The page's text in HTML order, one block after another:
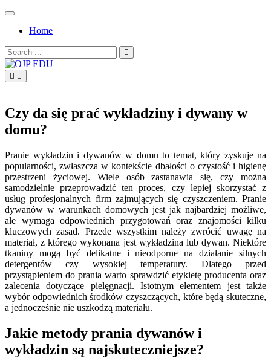
Skip
contentHome
Search
for:
Czy da się prać wykładziny i dywany w
domu?
Pranie wykładzin i dywanów w domu to temat, który zyskuje na
popularności, zwłaszcza w kontekście dbałości o czystość i higienę
przestrzeni życiowej. Wiele osób zastanawia się, czy można
samodzielnie przeprowadzić ten proces, czy lepiej skorzystać z
usług profesjonalnych firm zajmujących się czyszczeniem. Pranie
dywanów w warunkach domowych jest jak najbardziej możliwe,
ale wymaga odpowiednich przygotowań oraz znajomości kilku
kluczowych zasad. Przede wszystkim należy zwrócić uwagę na
materiał, z którego wykonana jest wykładzina lub dywan. Niektóre
tkaniny mogą być delikatne i nieodporne na działanie silnych
detergentów czy wysokiej temperatury. Dlatego przed
przystąpieniem do prania warto sprawdzić etykietę producenta oraz
zalecenia dotyczące pielęgnacji. Istotnym elementem jest także
wybór odpowiednich środków czyszczących, które będą skuteczne,
a jednocześnie nie uszkodzą materiału.
Jakie metody prania dywanów i
wykładzin są najskuteczniejsze?